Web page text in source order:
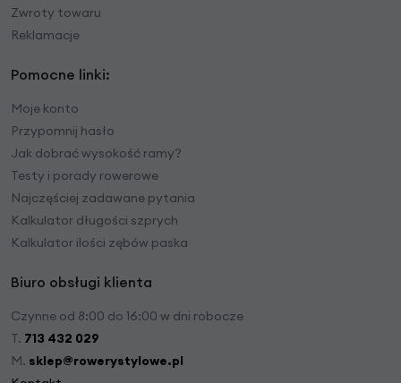
Zwroty towaru
Reklamacje
Pomocne linki:
Moje konto
Przypomnij hasło
Jak dobrać wysokość ramy?
Testy i porady rowerowe
Najczęściej zadawane pytania
Kalkulator długości szprych
Kalkulator ilości zębów paska
Biuro obsługi klienta
Czynne od 8:00 do 16:00 w dni robocze
T. 713 432 029
M. sklep@rowerystylowe.pl